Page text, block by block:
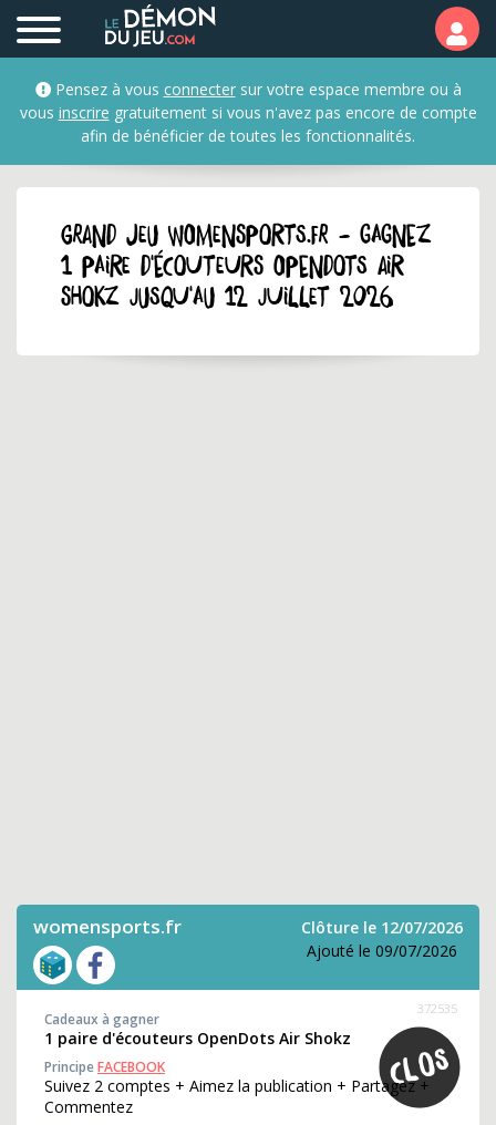
Pensez à vous connectersur votre espace membre ou à
vous inscrire gratuitement si vous n'avez pas encore de compte
afin de bénéficier de toutes les fonctionnalités.
GRAND JEU womensports.fr - Gagnez
1 paire d'écouteurs OpenDots Air
Shokz jusqu'au 12 juillet 2026
womensports.fr
Clôture le 12/07/2026
Ajouté le 09/07/2026
372535
Cadeaux à gagner
1 paire d'écouteurs OpenDots Air Shokz
PrincipeFACEBOOK
Suivez 2 comptes + Aimez la publication + Partagez +
Commentez